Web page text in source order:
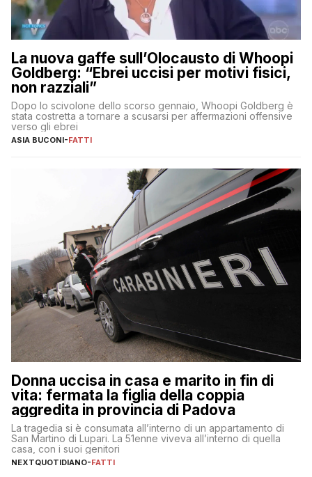
La nuova gaffe sull’Olocausto di Whoopi
Goldberg: “Ebrei uccisi per motivi fisici,
non razziali”
Dopo lo scivolone dello scorso gennaio, Whoopi Goldberg è
stata costretta a tornare a scusarsi per affermazioni offensive
verso gli ebrei
ASIA BUCONI-FATTI
Donna uccisa in casa e marito in fin di
vita: fermata la figlia della coppia
aggredita in provincia di Padova
La tragedia si è consumata all’interno di un appartamento di
San Martino di Lupari. La 51enne viveva all’interno di quella
casa, con i suoi genitori
NEXTQUOTIDIANO-FATTI